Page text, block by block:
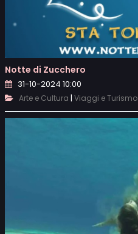
Notte di Zucchero
31-10-2024 10:00
Arte e Cultura | Viaggi e Turismo